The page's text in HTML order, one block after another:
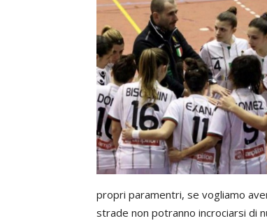
propri paramentri, se vogliamo
strade non potranno incrociarsi di